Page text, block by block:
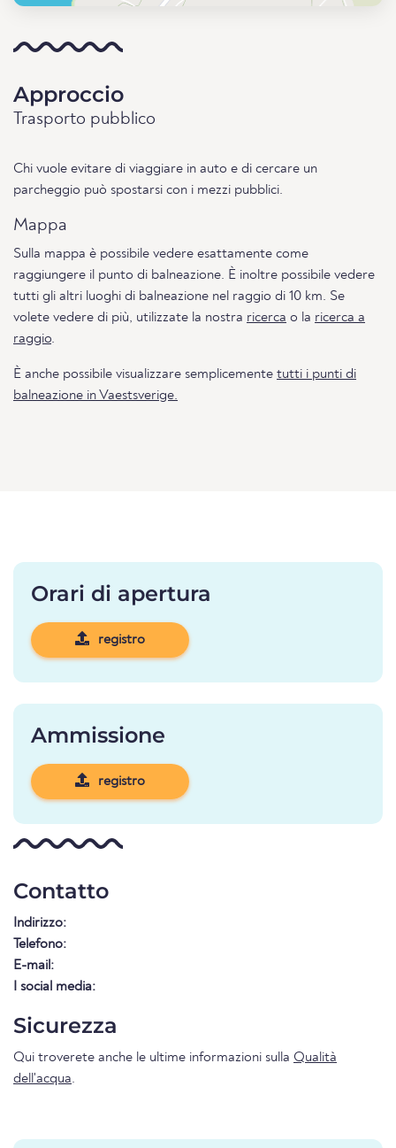
Approccio
Trasporto pubblico
Chi vuole evitare di viaggiare in auto e di cercare un
parcheggio può spostarsi con i mezzi pubblici.
Mappa
Sulla mappa è possibile vedere esattamente come
raggiungere il punto di balneazione. È inoltre possibile vedere
tutti gli altri luoghi di balneazione nel raggio di 10 km. Se
volete vedere di più, utilizzate la nostra ricerca o la ricerca a
raggio.
È anche possibile visualizzare semplicemente tutti i punti di
balneazione in Vaestsverige.
Orari di apertura
registro
Ammissione
registro
Contatto
Indirizzo:
Telefono:
E-mail:
I social media:
Sicurezza
Qui troverete anche le ultime informazioni sulla Qualità
dell'acqua.